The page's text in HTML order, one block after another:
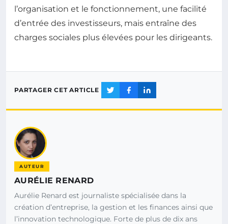
l’organisation et le fonctionnement, une facilité
d’entrée des investisseurs, mais entraîne des
charges sociales plus élevées pour les dirigeants.
PARTAGER CET ARTICLE
AUTEUR
AURÉLIE RENARD
Aurélie Renard est journaliste spécialisée dans la
création d’entreprise, la gestion et les finances ainsi que
l’innovation technologique. Forte de plus de dix ans